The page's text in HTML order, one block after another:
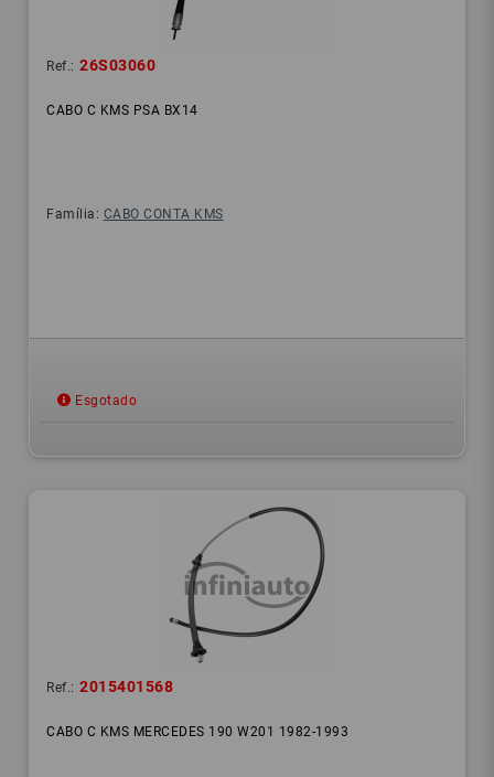
Ref.: 26S03060
CABO C KMS PSA BX14
Família: CABO CONTA KMS
Esgotado
Ref.: 2015401568
CABO C KMS MERCEDES 190 W201 1982-1993